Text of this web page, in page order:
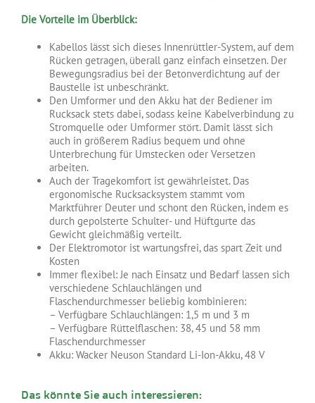
Die Vorteile im Überblick:
Kabellos lässt sich dieses Innenrüttler-System, auf dem
Rücken getragen, überall ganz einfach einsetzen. Der
Bewegungsradius bei der Betonverdichtung auf der
Baustelle ist unbeschränkt.
Den Umformer und den Akku hat der Bediener im
Rucksack stets dabei, sodass keine Kabelverbindung zu
Stromquelle oder Umformer stört. Damit lässt sich
auch in größerem Radius bequem und ohne
Unterbrechung für Umstecken oder Versetzen
arbeiten.
Auch der Tragekomfort ist gewährleistet. Das
ergonomische Rucksacksystem stammt vom
Marktführer Deuter und schont den Rücken, indem es
durch gepolsterte Schulter- und Hüftgurte das
Gewicht gleichmäßig verteilt.
Der Elektromotor ist wartungsfrei, das spart Zeit und
Kosten
Immer flexibel: Je nach Einsatz und Bedarf lassen sich
verschiedene Schlauchlängen und
Flaschendurchmesser beliebig kombinieren:
– Verfügbare Schlauchlängen: 1,5 m und 3 m
– Verfügbare Rüttelflaschen: 38, 45 und 58 mm
Flaschendurchmesser
Akku: Wacker Neuson Standard Li-Ion-Akku, 48 V
Das könnte Sie auch interessieren: